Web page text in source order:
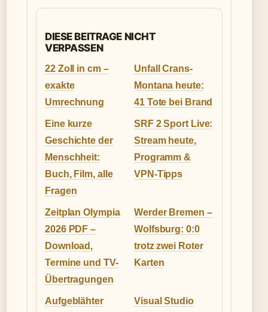
DIESE BEITRAGE NICHT
VERPASSEN
22 Zoll in cm –
exakte
Umrechnung
Unfall Crans-
Montana heute:
41 Tote bei Brand
Eine kurze
Geschichte der
Menschheit:
Buch, Film, alle
Fragen
SRF 2 Sport Live:
Stream heute,
Programm &
VPN-Tipps
Zeitplan Olympia
2026 PDF –
Download,
Termine und TV-
Übertragungen
Werder Bremen –
Wolfsburg: 0:0
trotz zwei Roter
Karten
Aufgeblähter
Visual Studio